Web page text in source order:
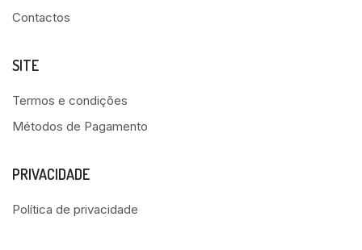
Contactos
SITE
Termos e condições
Métodos de Pagamento
PRIVACIDADE
Política de privacidade